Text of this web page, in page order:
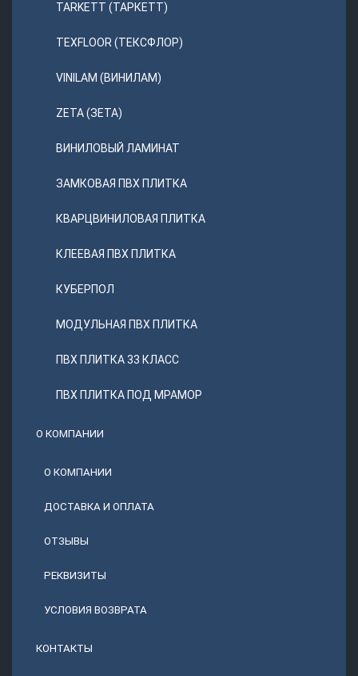
TARKETT (ТАРКЕТТ)
TEXFLOOR (ТЕКСФЛОР)
VINILAM (ВИНИЛАМ)
ZETA (ЗЕТА)
ВИНИЛОВЫЙ ЛАМИНАТ
ЗАМКОВАЯ ПВХ ПЛИТКА
КВАРЦВИНИЛОВАЯ ПЛИТКА
КЛЕЕВАЯ ПВХ ПЛИТКА
КУБЕРПОЛ
МОДУЛЬНАЯ ПВХ ПЛИТКА
ПВХ ПЛИТКА 33 КЛАСС
ПВХ ПЛИТКА ПОД МРАМОР
О КОМПАНИИ
О КОМПАНИИ
ДОСТАВКА И ОПЛАТА
ОТЗЫВЫ
РЕКВИЗИТЫ
УСЛОВИЯ ВОЗВРАТА
КОНТАКТЫ